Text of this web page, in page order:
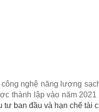
công nghệ năng lượng
thành lập vào năm
tư ban đầu và hạn chế tài